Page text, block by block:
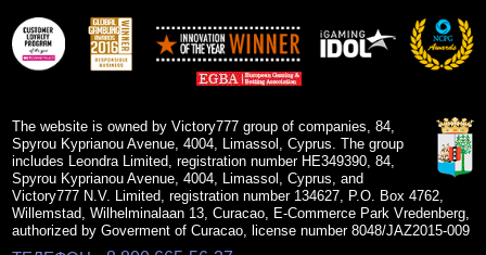
5826 ₽
superman***
Funky Seventies
The website is owned by Victory777 group of companies, 84,
Spyrou Kyprianou Avenue, 4004, Limassol, Cyprus. The group
includes Leondra Limited, registration number HE349390, 84,
Spyrou Kyprianou Avenue, 4004, Limassol, Cyprus, and
Victory777 N.V. Limited, registration number 134627, P.O. Box 4762,
Willemstad, Wilhelminalaan 13, Curacao, E-Commerce Park Vredenberg,
authorized by Goverment of Curacao, license number 8048/JAZ2015-009